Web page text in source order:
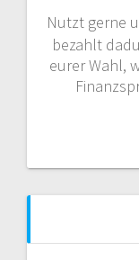
Nutzt gerne
bezahlt
eurer Wahl,